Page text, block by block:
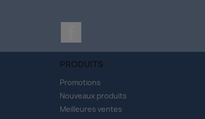
PRODUITS
Promotions
Nouveaux produits
Meilleures ventes